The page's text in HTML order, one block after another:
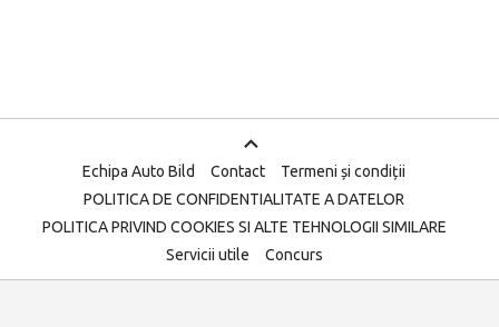
Echipa Auto Bild Contact
Termeni și condiții
POLITICA DE CONFIDENTIALITATE A DATELOR
POLITICA PRIVIND COOKIES SI ALTE TEHNOLOGII SIMILARE
Servicii utile
Concurs